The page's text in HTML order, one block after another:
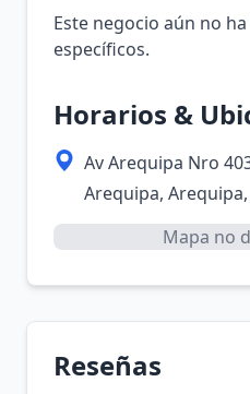
Este negocio aún no
específicos.
Horarios &
Av Arequipa Nro
Arequipa,
Mapa no
Reseñas